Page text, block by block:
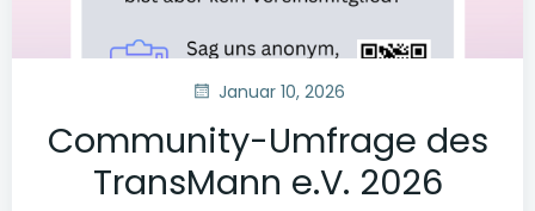
Januar 10, 2026
Community-Umfrage des
TransMann e.V. 2026